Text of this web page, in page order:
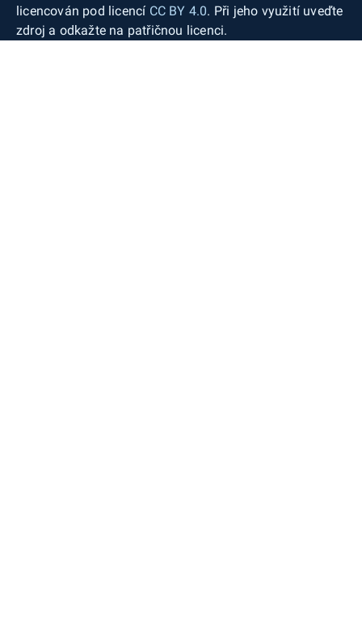
licencován pod licencí CC BY 4.0. Při jeho využití uveďte
zdroj a odkažte na patřičnou licenci.